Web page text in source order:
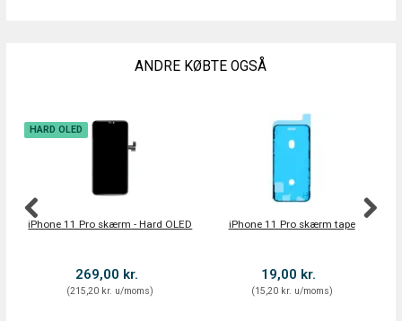
ANDRE KØBTE OGSÅ
HARD OLED
iPhone 11 Pro skærm - Hard OLED
269,00 kr.
(215,20 kr. u/moms)
iPhone 11 Pro skærm tape
19,00 kr.
(15,20 kr. u/moms)